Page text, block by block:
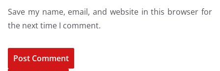
Save my name, email, and website in this browser for
the next time I comment.